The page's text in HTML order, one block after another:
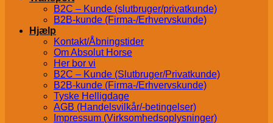
B2C – Kunde (slutbruger/privatkunde)
B2B-kunde (Firma-/Erhvervskunde)
Hjælp
Kontakt/Åbningstider
Om Absolut Horse
Her bor vi
B2C – Kunde (Slutbruger/Privatkunde)
B2B-kunde (Firma-/Erhvervskunde)
Tyske Helligdage
AGB (Handelsvilkår/-betingelser)
Impressum (Virksomhedsoplysninger)